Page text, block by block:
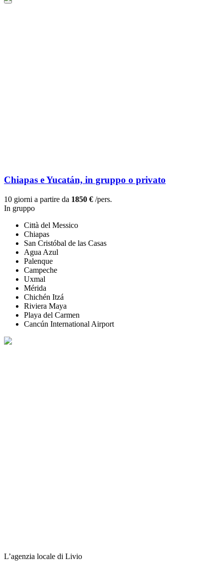
Chiapas e Yucatán, in gruppo o privato
10 giorni a partire da 1850 € /pers.
In gruppo
Città del Messico
Chiapas
San Cristóbal de las Casas
Agua Azul
Palenque
Campeche
Uxmal
Mérida
Chichén Itzá
Riviera Maya
Playa del Carmen
Cancún International Airport
L’agenzia locale di Livio